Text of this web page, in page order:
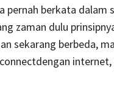
berkata dalam
zaman dulu
sekarang berbeda,